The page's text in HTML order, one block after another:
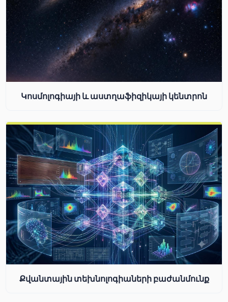
Կոսմոլոգիայի և աստղաֆիզիկայի կենտրոն
Քվանտային տեխնոլոգիաների բաժանմունք